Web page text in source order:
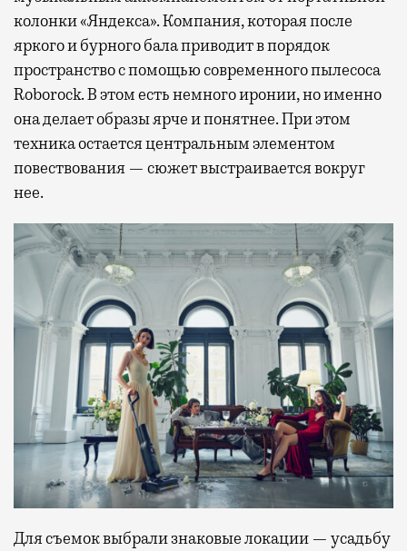
колонки «Яндекса». Компания, которая после
яркого и бурного бала приводит в порядок
пространство с помощью современного пылесоса
Roborock. В этом есть немного иронии, но именно
она делает образы ярче и понятнее. При этом
техника остается центральным элементом
повествования — сюжет выстраивается вокруг
нее.
Для съемок выбрали знаковые локации — усадьбу